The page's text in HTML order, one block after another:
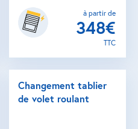
à partir de
348€
TTC
Changement tablier
de volet roulant